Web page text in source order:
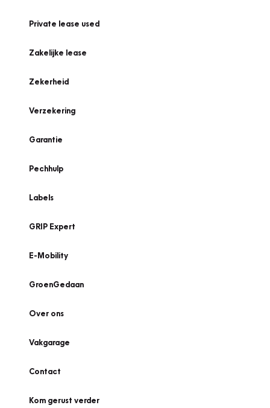
Private lease used
Zakelijke lease
Zekerheid
Verzekering
Garantie
Pechhulp
Labels
GRIP Expert
E-Mobility
GroenGedaan
Over ons
Vakgarage
Contact
Kom gerust verder